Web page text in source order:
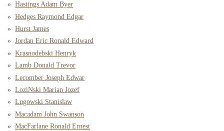
Hastings Adam Byer
Hedges Raymond Edgar
Hurst James
Jordan Eric Ronald Edward
Krasnodebski Henryk
Lamb Donald Trevor
Lecomber Joseph Edwar
LoziNski Marian Jozef
Lugowski Stanislaw
Macadam John Swanson
MacFarlane Ronald Ernest